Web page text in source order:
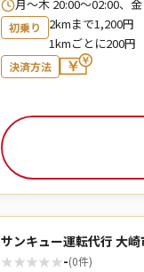
月〜木 20:00～02:00、
初乗り
2kmまで1,200円
1kmごとに200円
決済方法
サンキュー運転代行 大
★★★★★-(0件)